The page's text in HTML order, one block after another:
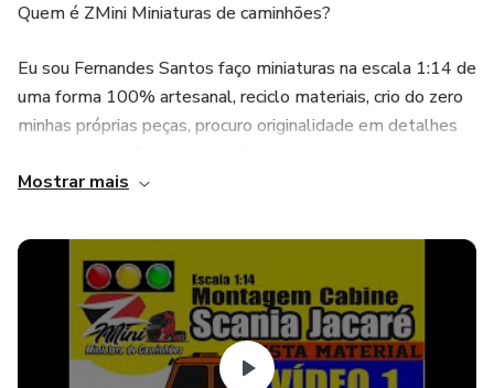
Quem é ZMini Miniaturas de caminhões?
Eu sou Fernandes Santos faço miniaturas na escala 1:14 de
uma forma 100% artesanal, reciclo materiais, crio do zero
minhas próprias peças, procuro originalidade em detalhes
faço, com final realizador. Criei estes PDF´S tirando
fazer uma miniatura. Também contribuo com vídeos passo
a passo no meu canal para que alguma dúvida na execução
do projeto possa ajudar as pessoas na execução de sua
miniatura com dicas valiosas...Meu desejo é mostrar a
todos nos meus vídeos de como eu faço minhas miniaturas
Mostrar mais